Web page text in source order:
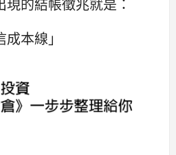
本線」